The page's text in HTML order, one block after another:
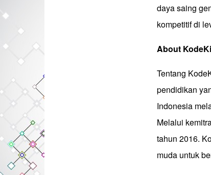
daya saing
kompetitif di
About
Tentang
pendidikan
Indonesia
Melalui
tahun 2016.
muda untuk